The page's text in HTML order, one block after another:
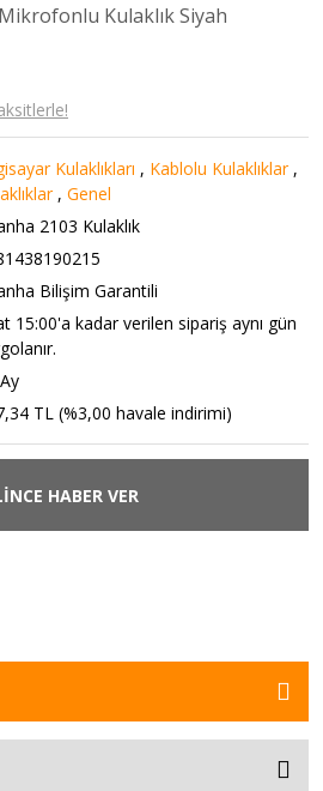
Kulaklık Siyah
Kulaklıkları , Kablolu Kulaklıklar ,
,Genel
2103 Kulaklık
Bilişim Garantili
15:00'a kadar verilen sipariş aynı gün
TL (%3,00 havale indirimi)
HABER VER